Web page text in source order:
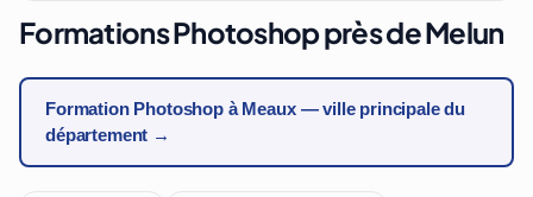
Formations Photoshop près de Melun
Formation Photoshop à Meaux — ville principale du
département →